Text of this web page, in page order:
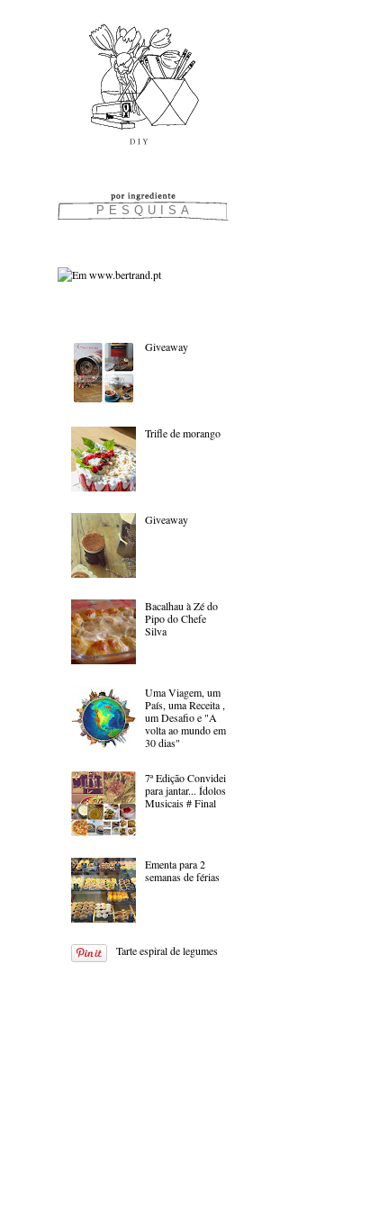
Giveaway
Trifle de morango
Giveaway
Bacalhau à Zé do
Pipo do Chefe
Silva
Uma Viagem, um
País, uma Receita ,
um Desafio e "A
volta ao mundo em
30 dias"
7ª Edição Convidei
para jantar... Ídolos
Musicais # Final
Ementa para 2
semanas de férias
Tarte espiral de legumes